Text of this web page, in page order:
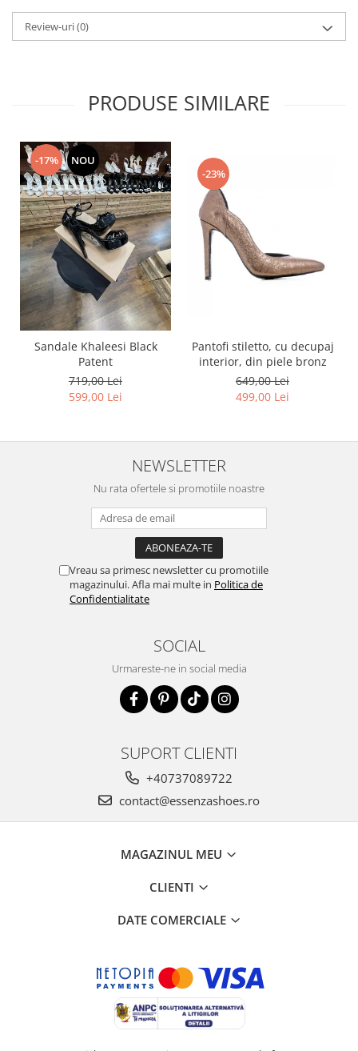
Review-uri(0)
PRODUSE SIMILARE
-17% NOU
Sandale Khaleesi Black
Patent
719,00 Lei
599,00 Lei
-23%
Pantofi stiletto, cu decupaj
interior, din piele bronz
649,00 Lei
499,00 Lei
NEWSLETTER
Nu rata ofertele si promotiile noastre
Vreau sa primesc newsletter cu promotiile
magazinului. Afla mai multe in Politica de
Confidentialitate
SOCIAL
Urmareste-ne in social media
SUPORT CLIENTI
+40737089722
contact@essenzashoes.ro
MAGAZINUL MEU
CLIENTI
DATE COMERCIALE